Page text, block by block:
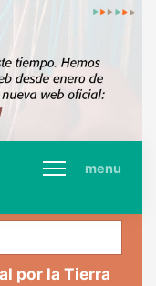
menu
por la Tierra